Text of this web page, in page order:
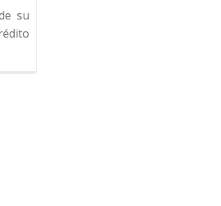
su